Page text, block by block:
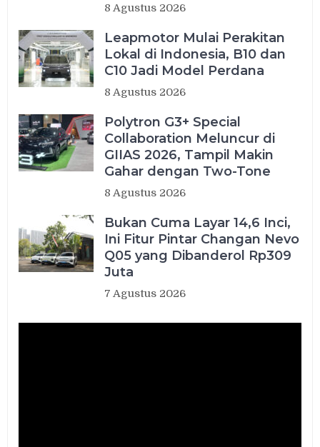
8 Agustus 2026
Leapmotor Mulai Perakitan
Lokal di Indonesia, B10 dan
C10 Jadi Model Perdana
8 Agustus 2026
Polytron G3+ Special
Collaboration Meluncur di
GIIAS 2026, Tampil Makin
Gahar dengan Two-Tone
8 Agustus 2026
Bukan Cuma Layar 14,6 Inci,
Ini Fitur Pintar Changan Nevo
Q05 yang Dibanderol Rp309
Juta
7 Agustus 2026